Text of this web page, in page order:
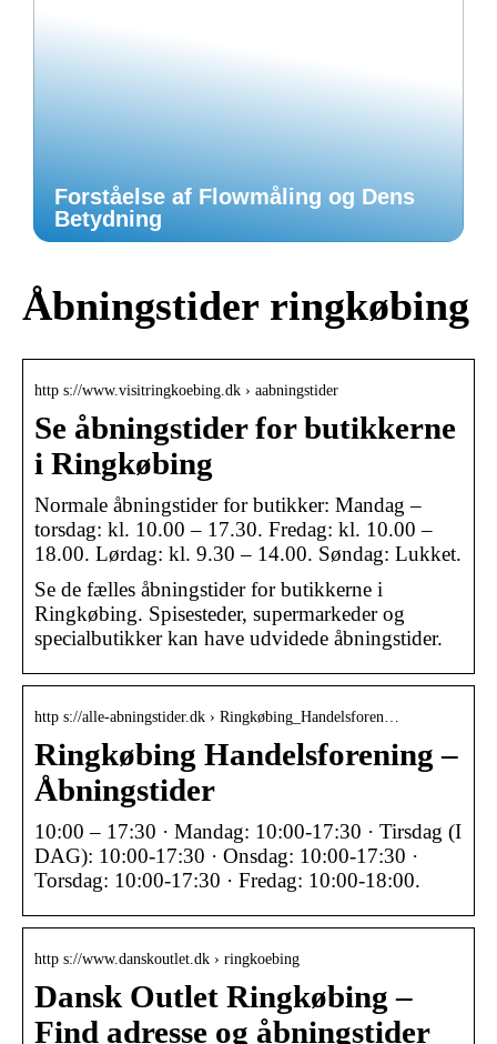
Forståelse af Flowmåling og Dens
Betydning
Åbningstider ringkøbing
http s://www.visitringkoebing.dk › aabningstider
Se åbningstider for butikkerne
i Ringkøbing
Normale åbningstider for butikker: Mandag –
torsdag: kl. 10.00 – 17.30. Fredag: kl. 10.00 –
18.00. Lørdag: kl. 9.30 – 14.00. Søndag: Lukket.
Se de fælles åbningstider for butikkerne i
Ringkøbing. Spisesteder, supermarkeder og
specialbutikker kan have udvidede åbningstider.
http s://alle-abningstider.dk › Ringkøbing_Handelsforen…
Ringkøbing Handelsforening –
Åbningstider
10:00 – 17:30 · Mandag: 10:00-17:30 · Tirsdag (I
DAG): 10:00-17:30 · Onsdag: 10:00-17:30 ·
Torsdag: 10:00-17:30 · Fredag: 10:00-18:00.
http s://www.danskoutlet.dk › ringkoebing
Dansk Outlet Ringkøbing –
Find adresse og åbningstider